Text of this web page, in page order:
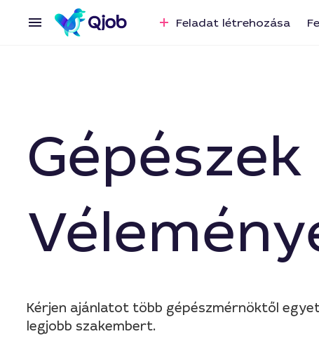
Feladat létrehozása
Kérjen ajánlatot több gépészmérnöktől
legjobb szakembert.